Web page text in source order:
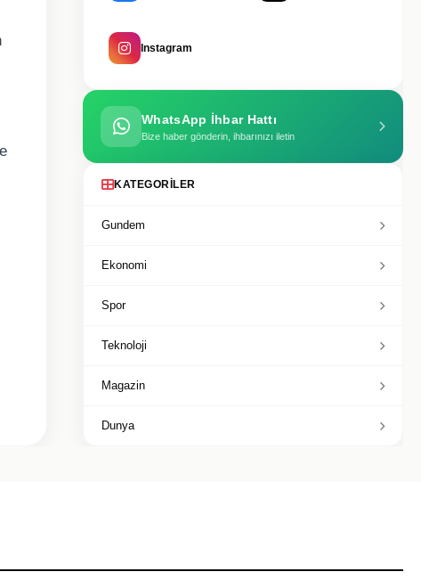
Instagram
WhatsApp İhbar Hattı
Bize haber gönderin, ihbarınızı iletin
KATEGORILER
Gundem
Ekonomi
Spor
Teknoloji
Magazin
Dunya